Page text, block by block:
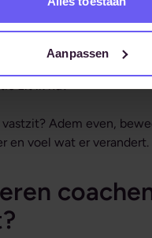
Aanpassen
kun je jezelf
zit ik nu?”
Adem even,
en voel wat er verandert.